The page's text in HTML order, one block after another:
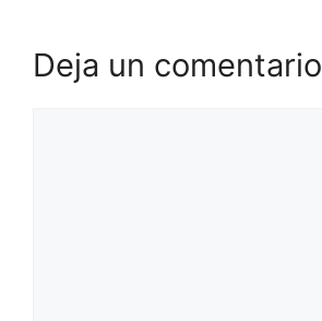
Deja un comentario